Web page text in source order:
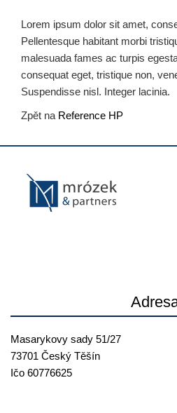
Lorem ipsum dolor sit amet,
Pellentesque habitant morbi
malesuada fames ac turpis
consequat eget, tristique non,
Suspendisse nisl. Integer lacinia.
Zpět na Reference HP
Masarykovy sady 51/27
73701 Český Těšín
Ičo 60776625